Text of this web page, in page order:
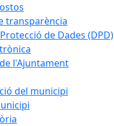
transparència
de Dades (DPD)
l'Ajuntament
del municipi